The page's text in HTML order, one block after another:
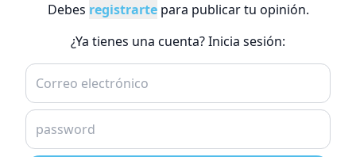
Debes registrartepara publicar tu opinión.
¿Ya tienes una cuenta? Inicia sesión: